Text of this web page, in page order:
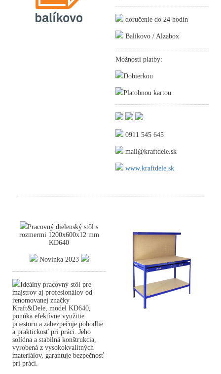
doručenie do 24 hodín
Balíkovo / Alzabox
Možnosti platby:
Dobierkou
Platobnou kartou
0911 545 645
mail@kraftdele.sk
www.kraftdele.sk
Pracovný dielenský stôl s
rozmermi 1200x600x12 mm
KD640
Novinka 2023
Ideálny pracovný stôl pre
majstrov aj profesionálov od
renomovanej značky
Kraft&Dele, model KD640,
ponúka efektívne využitie
priestoru a zabezpečuje pohodlie
a praktickosť pri práci. Jeho
solídna a stabilná konštrukcia,
vyrobená z vysokokvalitných
materiálov, garantuje bezpečnosť
pri práci.